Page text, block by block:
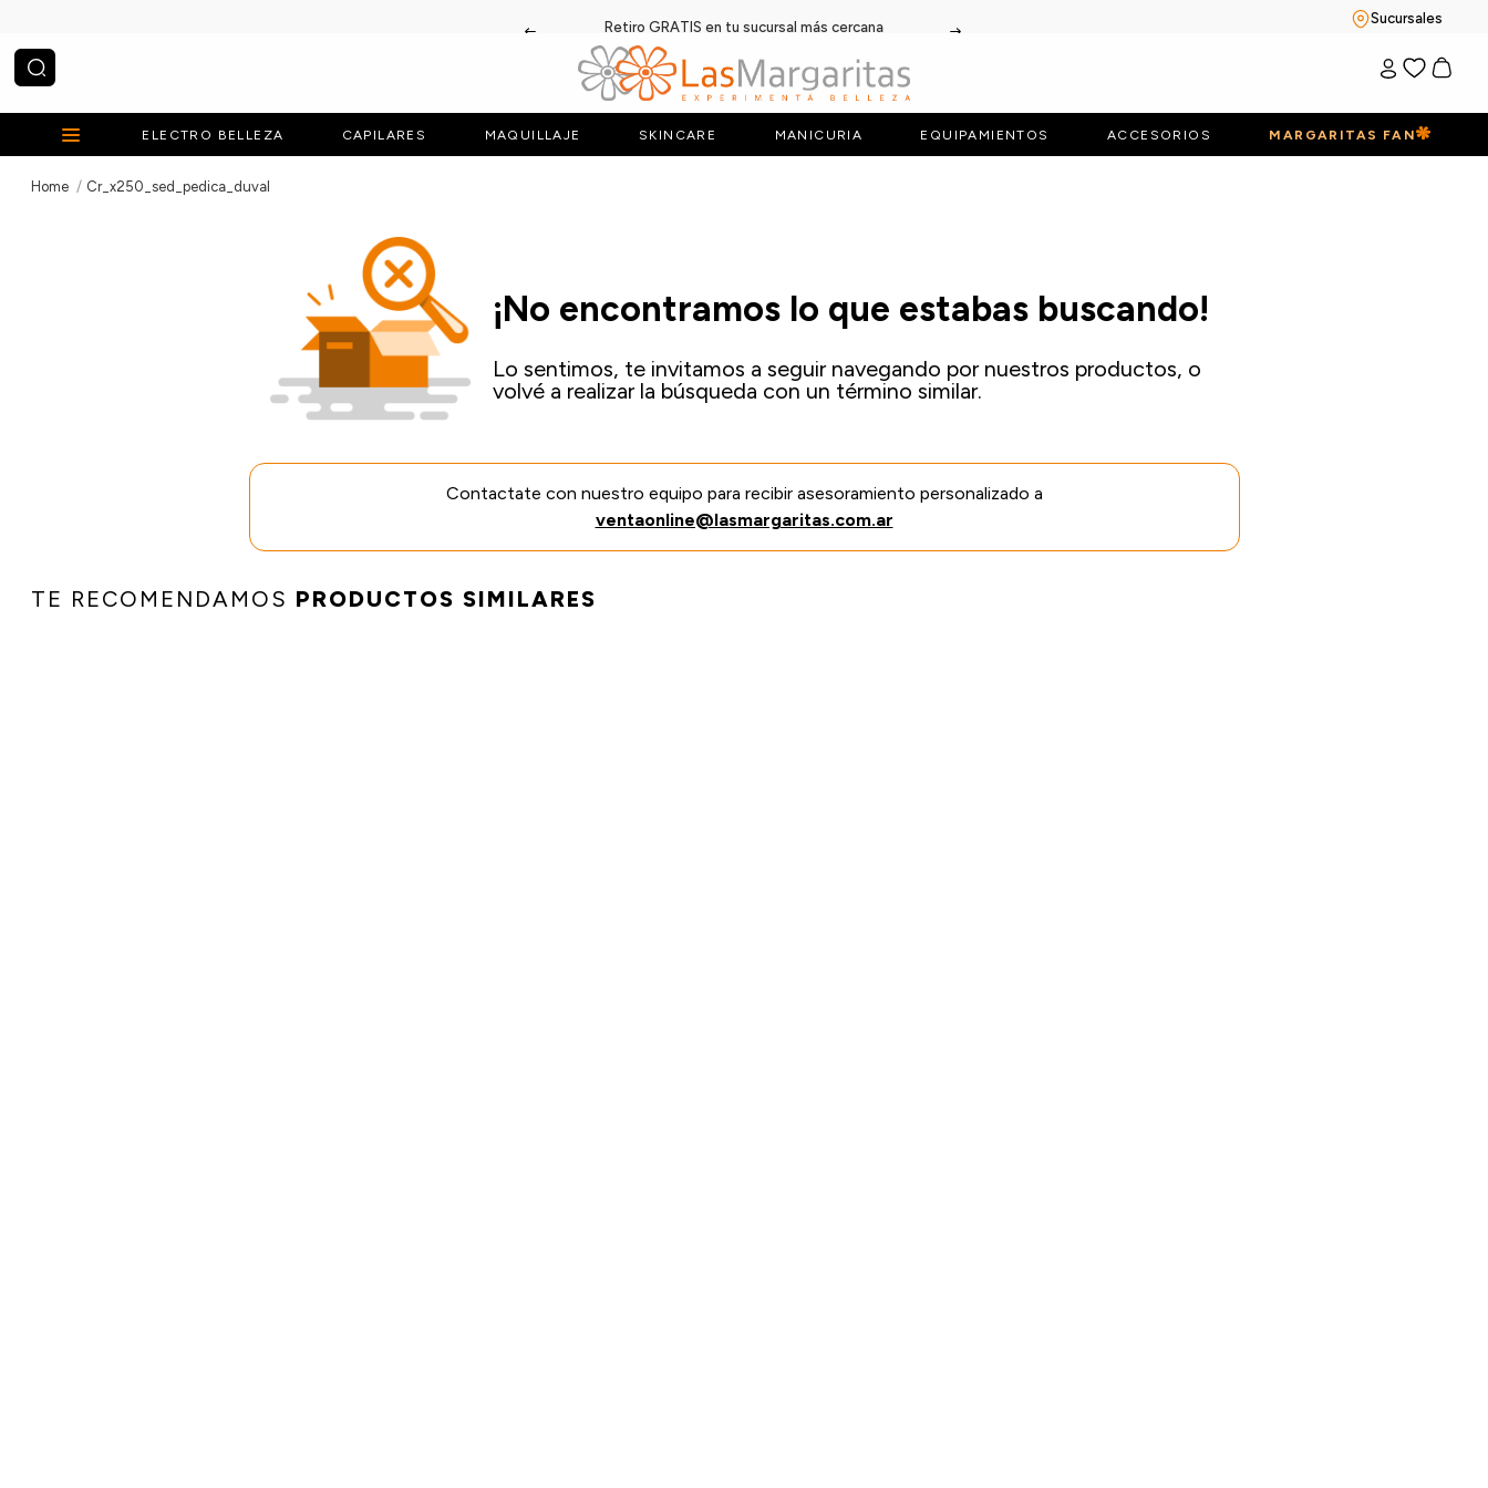
Retiro GRATIS en tu sucursal más cercana
Sucursales
¿Qué estás buscando?
ELECTRO BELLEZA CAPILARES MAQUILLAJE SKINCARE MANICURIA EQUIPAMIENTOS ACCESORIOS MARGARITAS FAN
Cr_x250_sed_pedica_duval
¡No encontramos lo que estabas buscando!
Lo sentimos, te invitamos a seguir navegando por nuestros productos, o
volvé a realizar la búsqueda con un término similar.
Contactate con nuestro equipo para recibir asesoramiento personalizado a
ventaonline@lasmargaritas.com.ar
TE RECOMENDAMOS PRODUCTOS SIMILARES